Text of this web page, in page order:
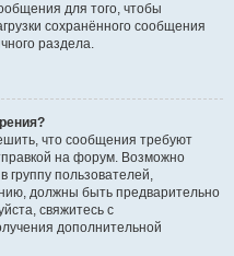
для того, чтобы
сохранённого сообщения
раздела.
что сообщения требуют
на форум. Возможно
группу пользователей,
должны быть предварительно
свяжитесь с
дополнительной